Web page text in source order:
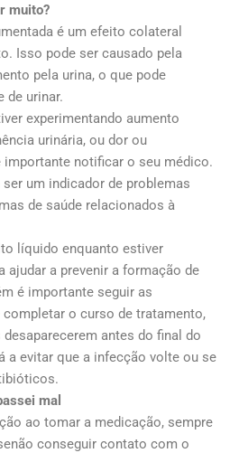
muito?
é um efeito colateral
Isso pode ser causado pela
pela urina, o que pode
de urinar.
experimentando aumento
urinária, ou dor ou
importante notificar o seu médico.
um indicador de problemas
de saúde relacionados à
líquido enquanto estiver
ajudar a prevenir a formação de
é importante seguir as
o curso de tratamento,
antes do final do
a evitar que a infecção volte ou se
mal
ao tomar a medicação, sempre
conseguir contato com o